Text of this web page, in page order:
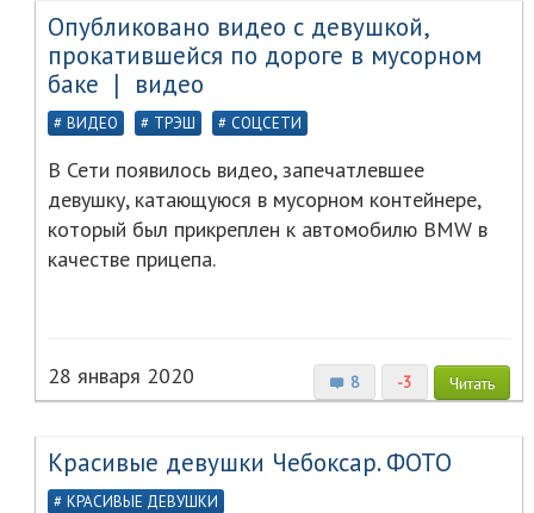
Опубликовано видео с девушкой,
прокатившейся по дороге в мусорном
баке ❘ видео
ВИДЕО ТРЭШ СОЦСЕТИ
В Сети появилось видео, запечатлевшее
девушку, катающуюся в мусорном контейнере,
который был прикреплен к автомобилю BMW в
качестве прицепа.
8 -3 Читать
28 января 2020
Красивые девушки Чебоксар. ФОТО
КРАСИВЫЕ ДЕВУШКИ